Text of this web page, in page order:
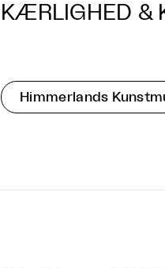
KÆRLIGHED &
Himmerlands